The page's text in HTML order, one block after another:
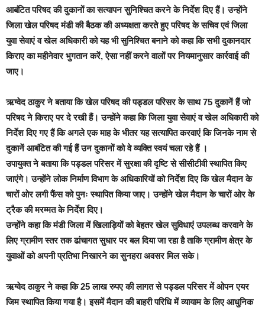
आबंटित परिषद की दुकानों का सत्यापन सुनिश्चित करने के निर्देश दिए हैं। उन्होंने
जिला खेल परिषद मंडी की बैठक की अध्यक्षता करते हुए परिषद के सचिव एवं जिला
युवा सेवाएं व खेल अधिकारी को यह भी सुनिश्चित बनाने को कहा कि सभी दुकानदार
किराए का महीनेवार भुगतान करें, ऐसा नहीं करने वालों पर नियमानुसार कार्रवाई की
जाए।
ऋग्वेद ठाकुर ने बताया कि खेल परिषद की पड्डल परिसर के साथ 75 दुकानें हैं जो
परिषद ने किराए पर दे रखी हैं। उन्होंने कहा कि जिला युवा सेवाएं व खेल अधिकारी को
निर्देश दिए गए हैं कि अगले एक माह के भीतर यह सत्यापित करवाएं कि जिनके नाम से
दुकानें आबंटित की गई हैं उन दुकानों को वे व्यक्ति स्वयं चला रहे हैं ।
उपायुक्त ने बताया कि पड्डल परिसर में सुरक्षा की दृष्टि से सीसीटीवी स्थापित किए
जाएंगे। उन्होंने लोक निर्माण विभाग के अधिकारियों को निर्देश दिए कि खेल मैदान के
चारों ओर लगी फैंस को पुनः स्थापित किया जाए। उन्होंने खेल मैदान के चारों ओर के
ट्रैक की मरम्मत के निर्देश दिए।
उन्होंने कहा कि मंडी जिला में खिलाड़ियों को बेहतर खेल सुविधाएं उपलब्ध करवाने के
लिए ग्रामीण स्तर तक ढांचागत सुधार पर बल दिया जा रहा है ताकि ग्रामीण क्षेत्र के
युवाओं को अपनी प्रतिभा निखारने का सुनहरा अवसर मिल सके।
ऋग्वेद ठाकुर ने कहा कि 25 लाख रुपए की लागत से पड्डल परिसर में ओपन एयर
जिम स्थापित किया गया है। इसमें मैदान की बाहरी परिधि में व्यायाम के लिए आधुनिक